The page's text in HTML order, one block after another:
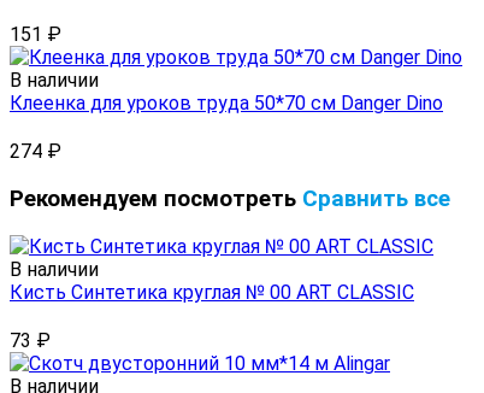
151 ₽
В наличии
Клеенка для уроков труда 50*70 см Danger Dino
274 ₽
Рекомендуем посмотреть Сравнить все
В наличии
Кисть Синтетика круглая № 00 ART CLASSIC
73 ₽
В наличии